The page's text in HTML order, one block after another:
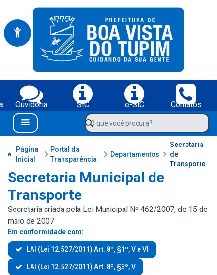
Portal da Prefeitura Municipal de Boa Vista do Tupim-BA
Serviços da Prefeitura Municipal de Boa Vista do Tupim-BA;
Ouvidoria SIC e-SIC
Contatos
Navegue pelo portal da Prefeitura de Boa Vista do Tupim-BA
Menu Bar
O que você procura?
Página
Inicial
Portal da
Transparência
Departamentos
Secretaria
de
Transporte
Secretaria Municipal de
Transporte
Secretaria criada pela Lei Municipal Nº 462/2007, de 15 de
maio de 2007
Em conformidade com:
LAI (Lei 12.527/2011) Art. 8º, §1º, V e VI
LAI (Lei 12.527/2011) Art. 8º, §3º, V